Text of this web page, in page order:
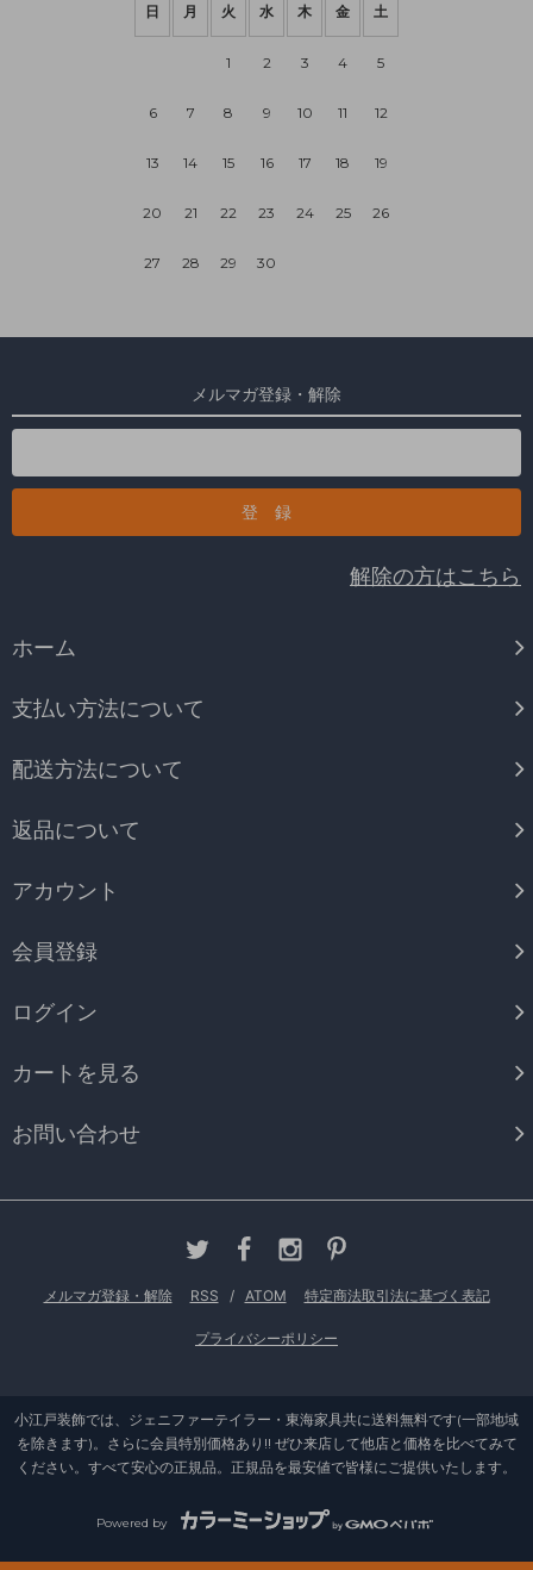
日 月 火 水 木 金 土
1 2 3 4 5
6 7 8 9 10 11 12
13 14 15 16 17 18 19
20 21 22 23 24 25 26
27 28 29 30
メルマガ登録・解除
解除の方はこちら
ホーム
支払い方法について
配送方法について
返品について
アカウント
会員登録
ログイン
カートを見る
お問い合わせ
メルマガ登録・解除 RSS / ATOM 特定商法取引法に基づく表記
プライバシーポリシー
小江戸装飾では、ジェニファーテイラー・東海家具共に送料無料です(一部地域
を除きます)。さらに会員特別価格あり!! ぜひ来店して他店と価格を比べてみて
ください。すべて安心の正規品。正規品を最安値で皆様にご提供いたします。
Powered by